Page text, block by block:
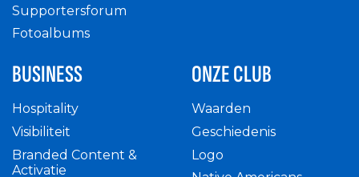
Supportersforum
Fotoalbums
BUSINESS
Hospitality
Visibiliteit
Branded Content &
Activatie
ONZE CLUB
Waarden
Geschiedenis
Logo